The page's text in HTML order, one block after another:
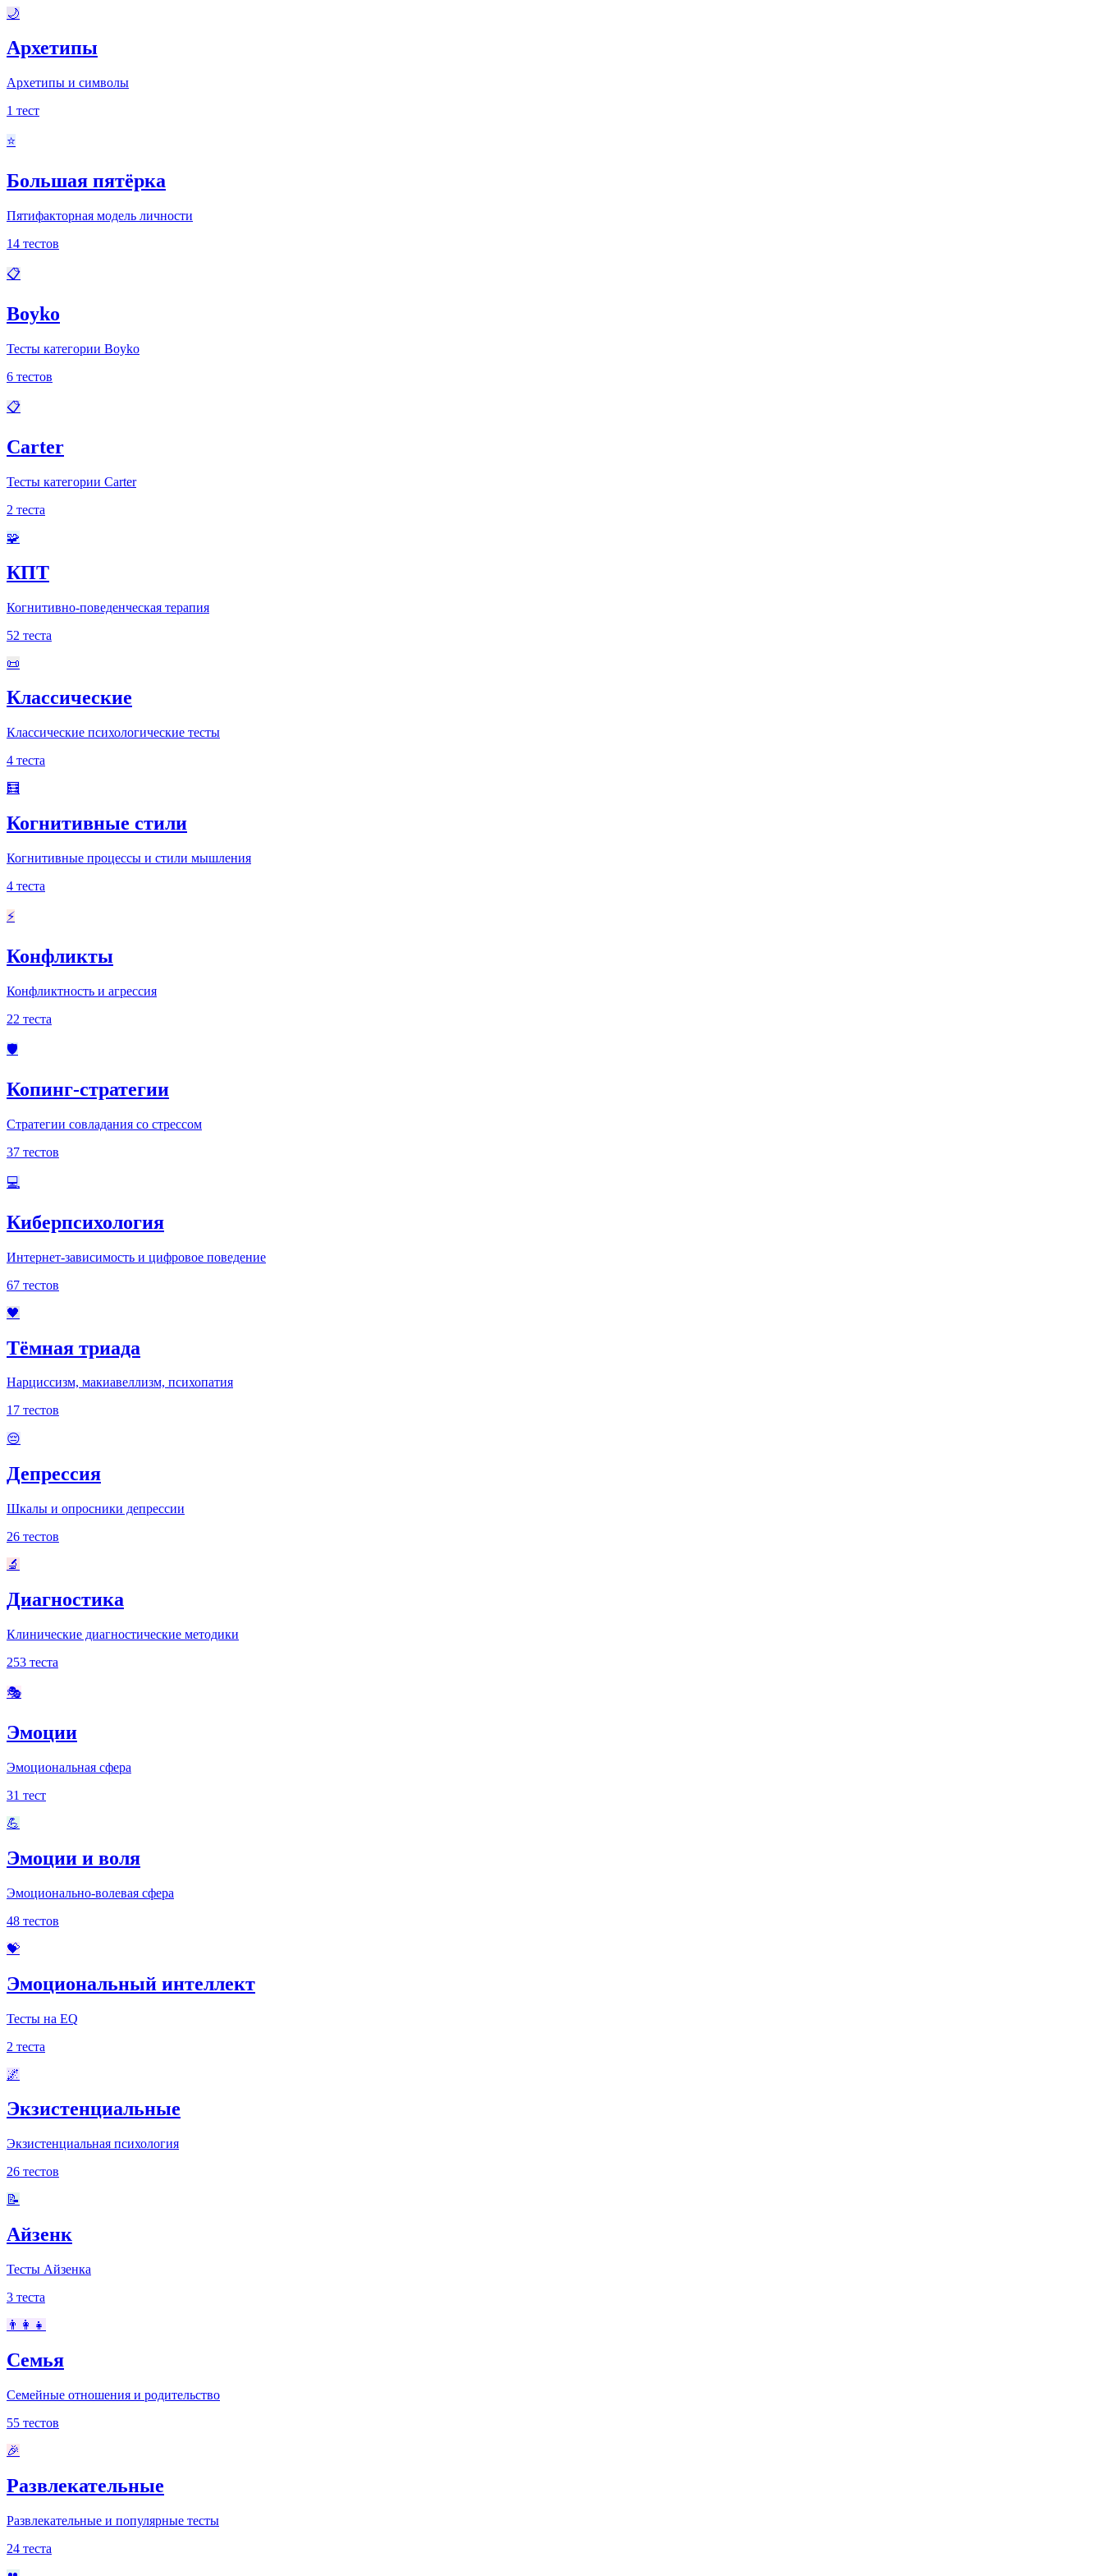
🌙
Архетипы
Архетипы и символы
1 тест
⭐
Большая пятёрка
Пятифакторная модель личности
14 тестов
📋
Boyko
Тесты категории Boyko
6 тестов
📋
Carter
Тесты категории Carter
2 теста
🧩
КПТ
Когнитивно-поведенческая терапия
52 теста
📜
Классические
Классические психологические тесты
4 теста
🧮
Когнитивные стили
Когнитивные процессы и стили мышления
4 теста
⚡
Конфликты
Конфликтность и агрессия
22 теста
🛡️
Копинг-стратегии
Стратегии совладания со стрессом
37 тестов
💻
Киберпсихология
Интернет-зависимость и цифровое поведение
67 тестов
🖤
Тёмная триада
Нарциссизм, макиавеллизм, психопатия
17 тестов
😔
Депрессия
Шкалы и опросники депрессии
26 тестов
🔬
Диагностика
Клинические диагностические методики
253 теста
🎭
Эмоции
Эмоциональная сфера
31 тест
💪
Эмоции и воля
Эмоционально-волевая сфера
48 тестов
💝
Эмоциональный интеллект
Тесты на EQ
2 теста
🌌
Экзистенциальные
Экзистенциальная психология
26 тестов
📝
Айзенк
Тесты Айзенка
3 теста
👨‍👩‍👧
Семья
Семейные отношения и родительство
55 тестов
🎉
Развлекательные
Развлекательные и популярные тесты
24 теста